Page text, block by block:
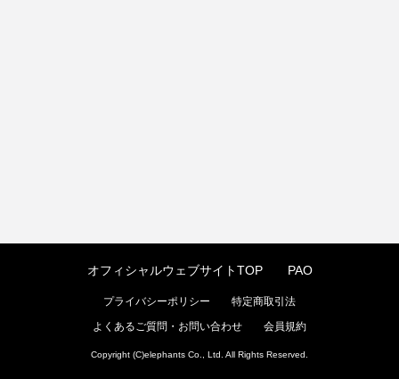
オフィシャルウェブサイトTOP PAO
プライバシーポリシー
特定商取引法
よくあるご質問・お問い合わせ
会員規約
Copyright (C)elephants Co., Ltd. All Rights Reserved.